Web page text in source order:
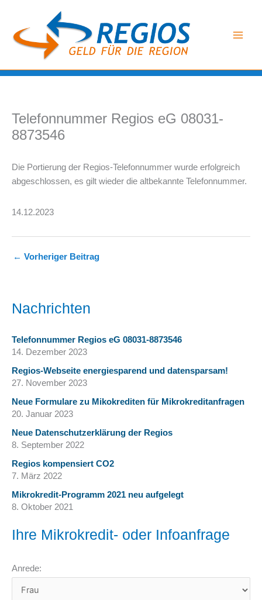
springen
Telefonnummer Regios eG 08031-
8873546
Die Portierung der Regios-Telefonnummer wurde erfolgreich
abgeschlossen, es gilt wieder die altbekannte Telefonnummer.
14.12.2023
← Vorheriger Beitrag
Nachrichten
Telefonnummer Regios eG 08031-8873546
14. Dezember 2023
Regios-Webseite energiesparend und datensparsam!
27. November 2023
Neue Formulare zu Mikokrediten für Mikrokreditanfragen
20. Januar 2023
Neue Datenschutzerklärung der Regios
8. September 2022
Regios kompensiert CO2
7. März 2022
Mikrokredit-Programm 2021 neu aufgelegt
8. Oktober 2021
Ihre Mikrokredit- oder Infoanfrage
Anrede: